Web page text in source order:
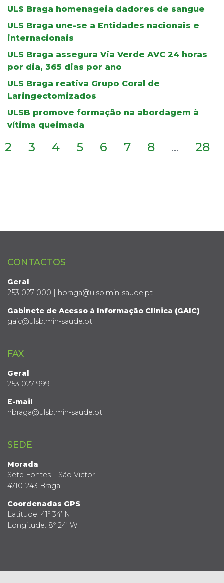
ULS Braga homenageia dadores de sangue
ULS Braga une-se a Entidades nacionais e
internacionais
ULS Braga assegura Via Verde AVC 24 horas
por dia, 365 dias por ano
ULS Braga reativa Grupo Coral de
Laringectomizados
ULSB promove formação na abordagem à
vítima queimada
2 3 4 5 6 7 8 ... 28
CONTACTOS
Geral
253 027 000 | hbraga@ulsb.min-saude.pt
Gabinete de Acesso à Informação Clínica (GAIC)
gaic@ulsb.min-saude.pt
FAX
Geral
253 027 999
E-mail
hbraga@ulsb.min-saude.pt
SEDE
Morada
Sete Fontes – São Victor
4710-243 Braga
Coordenadas GPS
Latitude: 41º 34’ N
Longitude: 8º 24’ W